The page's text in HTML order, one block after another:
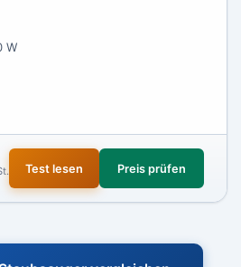
W
Test lesen Preis prüfen